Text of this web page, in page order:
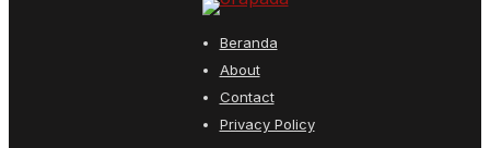
Beranda
About
Contact
Privacy Policy